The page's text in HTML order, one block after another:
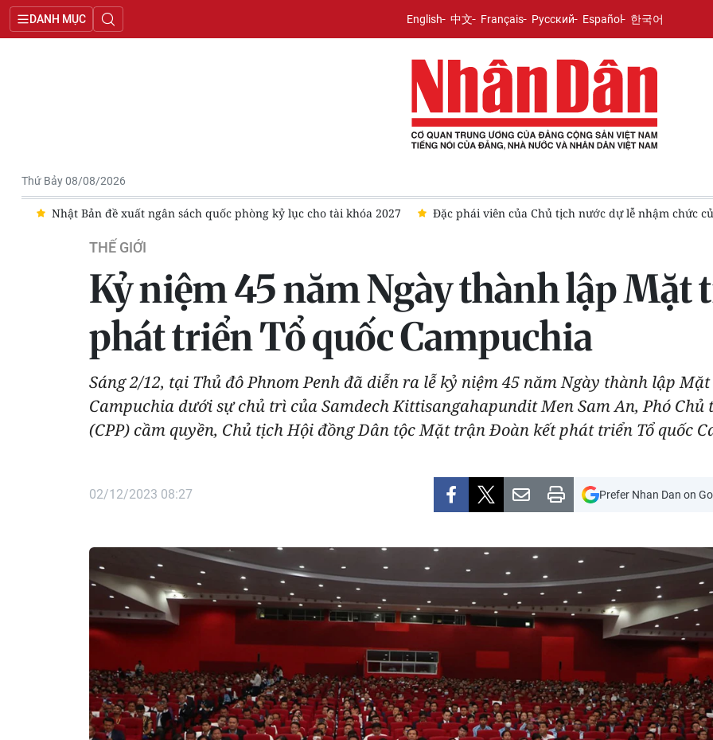
DANH MỤC English 中文 Français Русский Español 한국어
Thứ Bảy 08/08/2026
kỷ lục cho tài khóa 2027 Đặc phái viên của Chủ tịch nước dự lễ nhậm chức của Tổng thống Colombia Khoảng trống
THẾ GIỚI
Kỷ niệm 45 năm Ngày thành lập Mặt
phát triển Tổ quốc Campuchia
Sáng 2/12, tại Thủ đô Phnom Penh đã diễn ra lễ kỷ niệm 45 năm Ngày thành lập
Campuchia dưới sự chủ trì của Samdech Kittisangahapundit Men Sam An, Phó
(CPP) cầm quyền, Chủ tịch Hội đồng Dân tộc Mặt trận Đoàn kết phát triển Tổ quốc
02/12/2023 08:27 Prefer Nhan Dan on